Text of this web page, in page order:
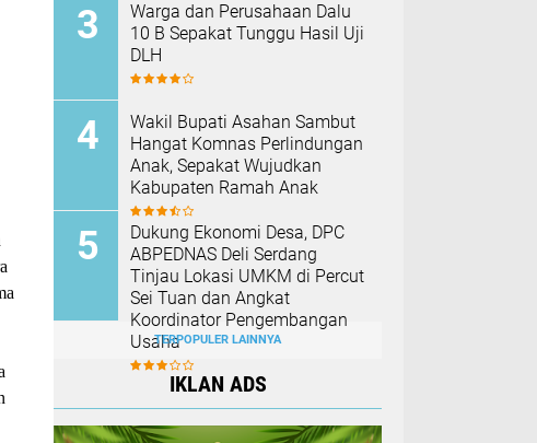
Warga dan Perusahaan Dalu
10 B Sepakat Tunggu Hasil Uji
DLH
Wakil Bupati Asahan Sambut
Hangat Komnas Perlindungan
Anak, Sepakat Wujudkan
Kabupaten Ramah Anak
Dukung Ekonomi Desa, DPC
ABPEDNAS Deli Serdang
Tinjau Lokasi UMKM di Percut
Sei Tuan dan Angkat
Koordinator Pengembangan
UsahaTERPOPULER LAINNYA
IKLAN ADS